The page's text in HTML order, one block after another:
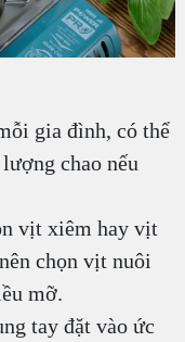
gia đình, có thể
chao nếu
vịt xiêm hay vịt
chọn vịt nuôi
mỡ.
tay đặt vào ức